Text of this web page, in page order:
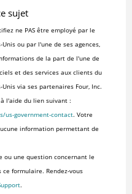
sujet
ne PAS être employé par le
ou par l'une de ses agences,
de la part de l'une de
et des services aux clients du
via ses partenaires Four, Inc.
l'aide du lien suivant :
us-government-contact. Votre
information permettant de
ou une question concernant le
formulaire. Rendez-vous
.